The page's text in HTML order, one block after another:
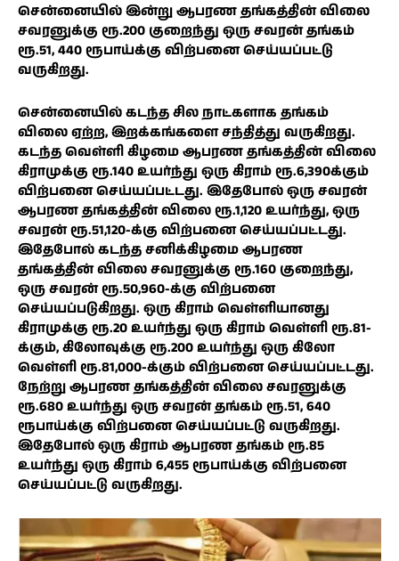
சென்னையில் இன்று ஆபரண தங்கத்தின் விலை
சவரனுக்கு ரூ.200 குறைந்து ஒரு சவரன் தங்கம்
ரூ.51, 440 ரூபாய்க்கு விற்பனை செய்யப்பட்டு
வருகிறது.
சென்னையில் கடந்த சில நாட்களாக தங்கம்
விலை ஏற்ற, இறக்கங்களை சந்தித்து வருகிறது.
கடந்த வெள்ளி கிழமை ஆபரண தங்கத்தின் விலை
கிராமுக்கு ரூ.140 உயர்ந்து ஒரு கிராம் ரூ.6,390க்கும்
விற்பனை செய்யப்பட்டது. இதேபோல் ஒரு சவரன்
ஆபரண தங்கத்தின் விலை ரூ.1,120 உயர்ந்து, ஒரு
சவரன் ரூ.51,120-க்கு விற்பனை செய்யப்பட்டது.
இதேபோல் கடந்த சனிக்கிழமை ஆபரண
தங்கத்தின் விலை சவரனுக்கு ரூ.160 குறைந்து,
ஒரு சவரன் ரூ.50,960-க்கு விற்பனை
செய்யப்படுகிறது. ஒரு கிராம் வெள்ளியானது
கிராமுக்கு ரூ.20 உயர்ந்து ஒரு கிராம் வெள்ளி ரூ.81-
க்கும், கிலோவுக்கு ரூ.200 உயர்ந்து ஒரு கிலோ
வெள்ளி ரூ.81,000-க்கும் விற்பனை செய்யப்பட்டது.
நேற்று ஆபரண தங்கத்தின் விலை சவரனுக்கு
ரூ.680 உயர்ந்து ஒரு சவரன் தங்கம் ரூ.51, 640
ரூபாய்க்கு விற்பனை செய்யப்பட்டு வருகிறது.
இதேபோல் ஒரு கிராம் ஆபரண தங்கம் ரூ.85
உயர்ந்து ஒரு கிராம் 6,455 ரூபாய்க்கு விற்பனை
செய்யப்பட்டு வருகிறது.